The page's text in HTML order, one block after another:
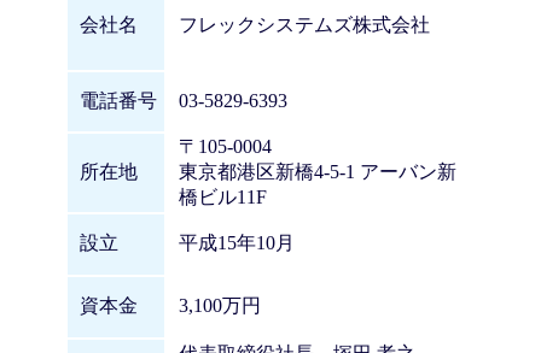
会社名 フレックシステムズ株式会社
電話番号 03-5829-6393
所在地
〒105-0004
東京都港区新橋4-5-1 アーバン新
橋ビル11F
設立 平成15年10月
資本金 3,100万円